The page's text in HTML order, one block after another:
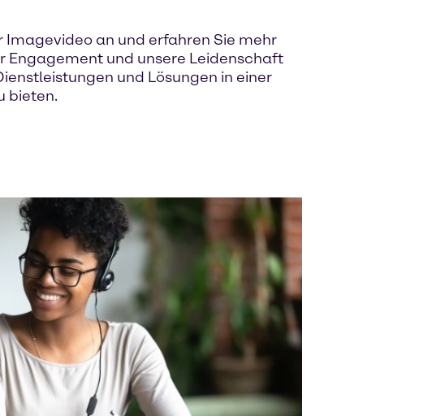
Imagevideo an und erfahren Sie mehr
Engagement und unsere Leidenschaft
und Lösungen in einer
bieten.